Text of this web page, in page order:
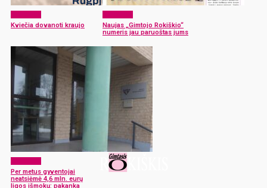
Kviečia dovanoti kraujo
Naujas „Gimtojo Rokiškio“
numeris jau paruoštas jums
Per metus gyventojai
neatsiėmė 4,6 mln. eurų
ligos išmokų: pakanka